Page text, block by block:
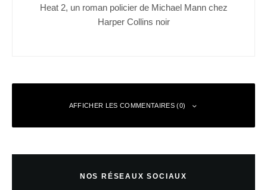
Heat 2, un roman policier de Michael Mann chez
Harper Collins noir
AFFICHER LES COMMENTAIRES (0)
NOS RÉSEAUX SOCIAUX